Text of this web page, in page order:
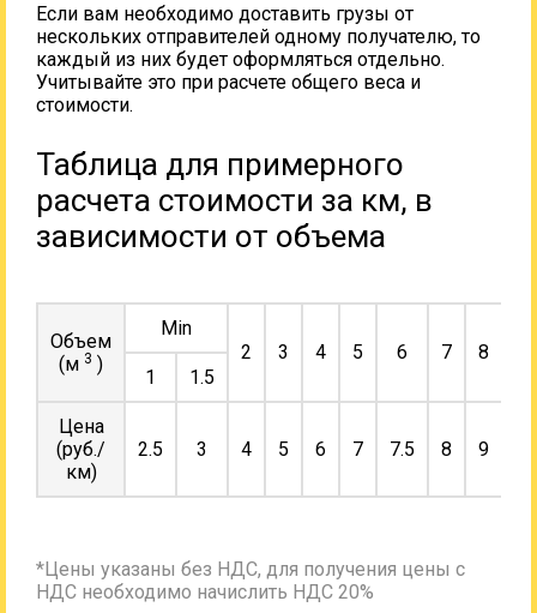
Если вам необходимо доставить грузы от
нескольких отправителей одному получателю, то
каждый из них будет оформляться отдельно.
Учитывайте это при расчете общего веса и
стоимости.
Таблица для примерного
расчета стоимости за км, в
зависимости от объема
Объем
(м 3 )
Min
2
3 4 5 6 7 8
1
1.5
Цена
(руб./
км)
2.5 3 4 5 6 7 7.5 8 9
*Цены указаны без НДС, для получения цены с
НДС необходимо начислить НДС 20%